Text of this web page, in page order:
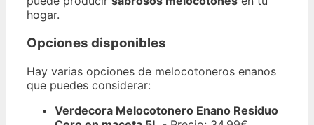
hogar.
Opciones disponibles
Hay varias opciones de melocotoneros enanos
que puedes considerar:
Verdecora Melocotonero Enano Residuo